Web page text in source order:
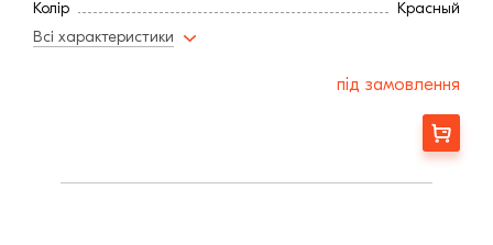
Колір
Красный
Фактура
100
505
Всі характеристики
під замовлення
Замовити